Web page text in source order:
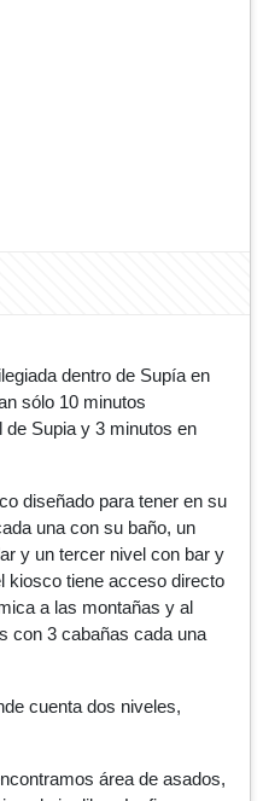
dentro de Supía en
sólo 10 minutos
de Supia y 3 minutos en
diseñado para tener en su
una con su baño, un
y un tercer nivel con bar y
kiosco tiene acceso directo
a las montañas y al
con 3 cabañas cada una
cuenta dos niveles,
área de asados,